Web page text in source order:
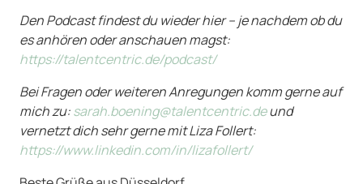
Den Podcast findest du wieder hier – je nachdem ob du
es anhören oder anschauen magst:
https://talentcentric.de/podcast/
Bei Fragen oder weiteren Anregungen komm gerne auf
mich zu:sarah.boening@talentcentric.deund
vernetzt dich sehr gerne mit Liza Follert:
https://www.linkedin.com/in/lizafollert/